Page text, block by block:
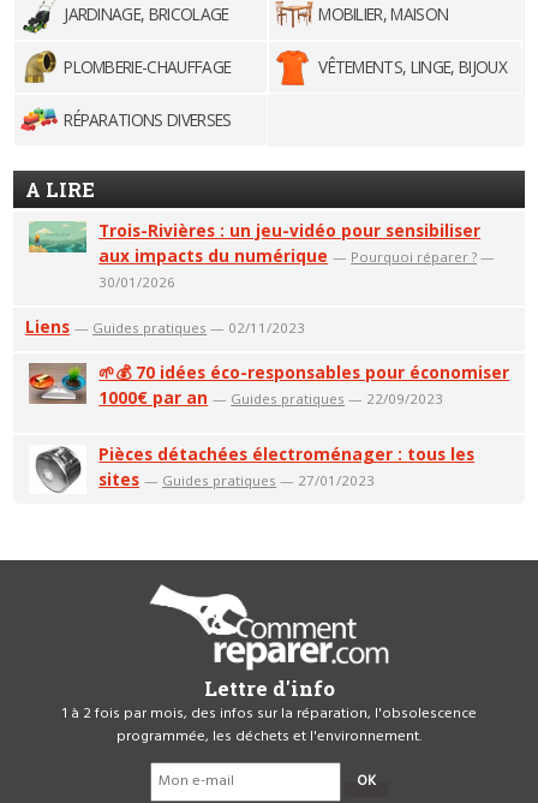
JARDINAGE, BRICOLAGE
MOBILIER, MAISON
PLOMBERIE-CHAUFFAGE VÊTEMENTS, LINGE, BIJOUX
RÉPARATIONS DIVERSES
A LIRE
Trois-Rivières : un jeu-vidéo pour sensibiliser
aux impacts du numérique — Pourquoi réparer ? —
30/01/2026
Liens — Guides pratiques — 02/11/2023
🌱💰 70 idées éco-responsables pour économiser
1000€ par an — Guides pratiques — 22/09/2023
Pièces détachées électroménager : tous les
sites — Guides pratiques — 27/01/2023
Lettre d'info
1 à 2 fois par mois, des infos sur la réparation, l'obsolescence
programmée, les déchets et l'environnement.
OK